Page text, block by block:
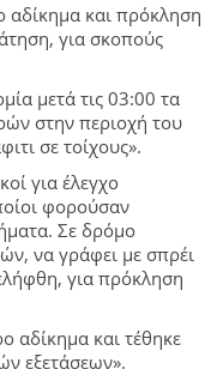
και πρόκληση
για σκοπούς
μετά τις 03:00 τα
στην περιοχή του
σε τοίχους».
για έλεγχο
φορούσαν
Σε δρόμο
να γράφει με σπρέι
για πρόκληση
αδίκημα και τέθηκε
εξετάσεων».